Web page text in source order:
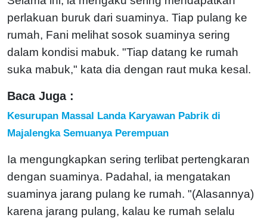
perlakuan buruk dari suaminya. Tiap pulang ke
rumah, Fani melihat sosok suaminya sering
dalam kondisi mabuk. "Tiap datang ke rumah
suka mabuk," kata dia dengan raut muka kesal.
Baca Juga :
Kesurupan Massal Landa Karyawan Pabrik di
Majalengka Semuanya Perempuan
Ia mengungkapkan sering terlibat pertengkaran
dengan suaminya. Padahal, ia mengatakan
suaminya jarang pulang ke rumah. "(Alasannya)
karena jarang pulang, kalau ke rumah selalu